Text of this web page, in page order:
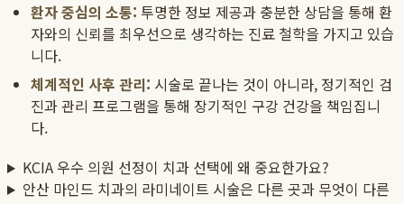
환자 중심의 소통: 투명한 정보 제공과 충분한 상담을 통해 환
자와의 신뢰를 최우선으로 생각하는 진료 철학을 가지고 있습
니다.
체계적인 사후 관리: 시술로 끝나는 것이 아니라, 정기적인 검
진과 관리 프로그램을 통해 장기적인 구강 건강을 책임집니
다.
KCIA 우수 의원 선정이 치과 선택에 왜 중요한가요?
안산 마인드 치과의 라미네이트 시술은 다른 곳과 무엇이 다른